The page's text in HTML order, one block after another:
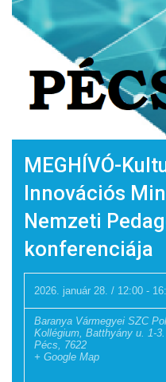
MEGHÍVÓ-
Innovációs
Nemzeti
konferenciája
2026. január 28. / 12:00 -
Baranya Vármegyei SZC
Kollégium, Batthyány u. 1-3.
Pécs
7622
+ Google Map